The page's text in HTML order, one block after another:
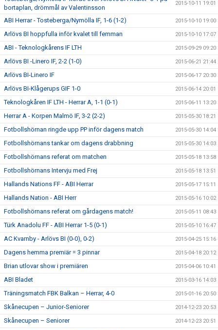
bortaplan, drömmål av Valentinsson
2015-10-11 19:01
ABI Herrar - Tosteberga/Nymölla IF, 1-6 (1-2) 2015-10-10 19:00
Arlövs BI hoppfulla inför kvalet till femman 2015-10-10 17:07
ABI - Teknologkårens IF LTH 2015-09-29 09:20
Arlövs BI -Linero IF, 2-2 (1-0) 2015-06-21 21:44
Arlövs BI-Linero IF 2015-06-17 20:30
Arlövs BI-Klågerups GIF 1-0 2015-06-14 20:01
Teknologkåren IF LTH - Herrar A, 1-1 (0-1) 2015-06-11 13:20
Herrar A - Korpen Malmö IF, 3-2 (2-2) 2015-05-30 18:21
Fotbollshörnan ringde upp PP inför dagens match 2015-05-30 14:04
Fotbollshörnans tankar om dagens drabbning 2015-05-30 14:03
Fotbollshörnans referat om matchen 2015-05-18 13:58
Fotbollshörnans Intervju med Frej 2015-05-18 13:51
Hallands Nations FF - ABI Herrar 2015-05-17 15:11
Hallands Nation - ABI Herr 2015-05-16 10:02
Fotbollshörnans referat om gårdagens match! 2015-05-11 08:43
Türk Anadolu FF - ABI Herrar 1-5 (0-1) 2015-05-10 16:47
AC Kvarnby - Arlövs BI (0-0), 0-2) 2015-04-25 15:16
Dagens hemma premiär = 3 pinnar 2015-04-18 20:12
Brian utlovar show i premiären 2015-04-06 10:41
ABI Bladet 2015-03-16 14:03
Träningsmatch FBK Balkan – Herrar, 4-0 2015-01-16 20:50
Skånecupen – Junior-Seniorer 2014-12-23 20:53
Skånecupen – Seniorer 2014-12-23 20:51